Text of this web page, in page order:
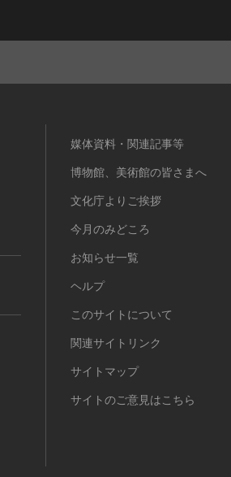
媒体資料・関連記事等
博物館、美術館の皆さまへ
文化庁よりご挨拶
今月のみどころ
お知らせ一覧
ヘルプ
このサイトについて
関連サイトリンク
サイトマップ
サイトのご意見はこちら